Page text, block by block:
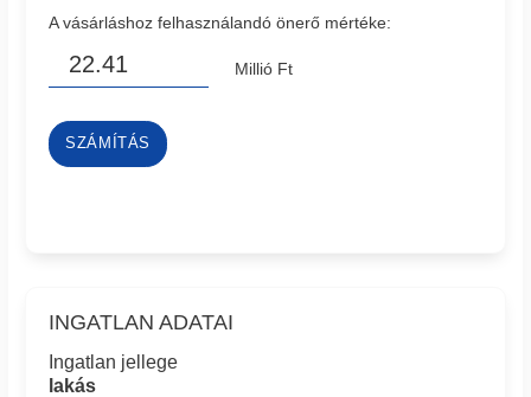
A vásárláshoz felhasználandó önerő mértéke:
Millió Ft
SZÁMÍTÁS
INGATLAN ADATAI
Ingatlan jellege
lakás